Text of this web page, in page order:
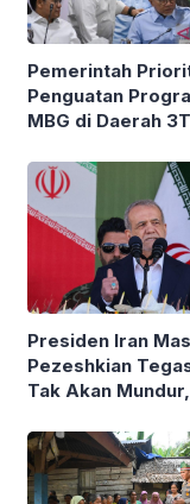
Pemerintah
Penguatan
MBG di Daerah 3T,
Komitmen
Presiden Iran
Pezeshkian
Tak Akan Mundur,
Resign Berulang